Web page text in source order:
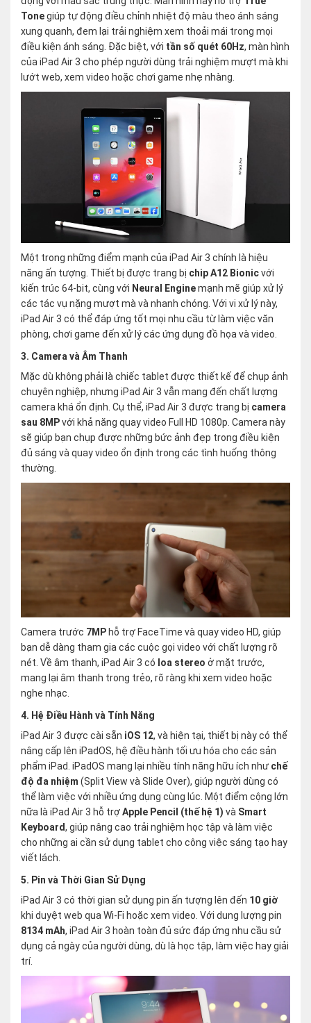
Tonegiúp tự động điều chỉnh nhiệt độ màu theo ánh sáng
xung quanh, đem lại trải nghiệm xem thoải mái trong mọi
điều kiện ánh sáng. Đặc biệt, với tần số quét 60Hz, màn hình
của iPad Air 3 cho phép người dùng trải nghiệm mượt mà khi
lướt web, xem video hoặc chơi game nhẹ nhàng.
Một trong những điểm mạnh của iPad Air 3 chính là hiệu
năng ấn tượng. Thiết bị được trang bị chip A12 Bionicvới
kiến trúc 64-bit, cùng với Neural Enginemạnh mẽ giúp xử lý
các tác vụ nặng mượt mà và nhanh chóng. Với vi xử lý này,
iPad Air 3 có thể đáp ứng tốt mọi nhu cầu từ làm việc văn
phòng, chơi game đến xử lý các ứng dụng đồ họa và video.
3. Camera và Âm Thanh
Mặc dù không phải là chiếc tablet được thiết kế để chụp ảnh
chuyên nghiệp, nhưng iPad Air 3 vẫn mang đến chất lượng
camera khá ổn định. Cụ thể, iPad Air 3 được trang bị camera
sau 8MPvới khả năng quay video Full HD 1080p. Camera này
sẽ giúp bạn chụp được những bức ảnh đẹp trong điều kiện
đủ sáng và quay video ổn định trong các tình huống thông
thường.
Camera trước 7MP hỗ trợ FaceTime và quay video HD, giúp
bạn dễ dàng tham gia các cuộc gọi video với chất lượng rõ
nét. Về âm thanh, iPad Air 3 có loa stereo ở mặt trước,
mang lại âm thanh trong trẻo, rõ ràng khi xem video hoặc
nghe nhạc.
4. Hệ Điều Hành và Tính Năng
iPad Air 3 được cài sẵn iOS 12, và hiện tại, thiết bị này có thể
nâng cấp lên iPadOS, hệ điều hành tối ưu hóa cho các sản
phẩm iPad. iPadOS mang lại nhiều tính năng hữu ích như chế
độ đa nhiệm (Split View và Slide Over), giúp người dùng có
thể làm việc với nhiều ứng dụng cùng lúc. Một điểm cộng lớn
nữa là iPad Air 3 hỗ trợApple Pencil (thế hệ 1) và Smart
Keyboard, giúp nâng cao trải nghiệm học tập và làm việc
cho những ai cần sử dụng tablet cho công việc sáng tạo hay
viết lách.
5. Pin và Thời Gian Sử Dụng
iPad Air 3 có thời gian sử dụng pin ấn tượng lên đến 10 giờ
khi duyệt web qua Wi-Fi hoặc xem video. Với dung lượng pin
8134 mAh, iPad Air 3 hoàn toàn đủ sức đáp ứng nhu cầu sử
dụng cả ngày của người dùng, dù là học tập, làm việc hay giải
trí.